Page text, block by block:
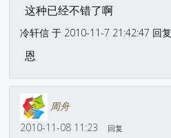
这种已经不错了啊
冷轩信 于 2010-11-7 21:42:47 回复
恩
周舟
2010-11-08 11:23
回复